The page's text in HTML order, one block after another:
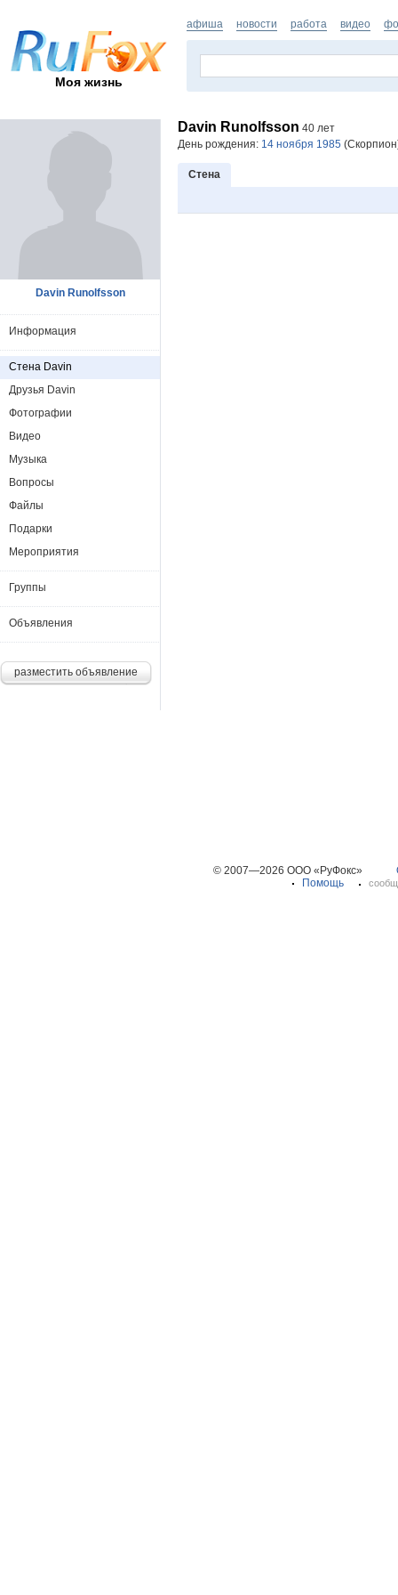
Моя жизнь
афиша новости работа видео
Davin Runolfsson 40 лет
День рождения: 14 ноября 1985
Стена
Davin Runolfsson
Информация
Стена Davin
Друзья Davin
Фотографии
Видео
Музыка
Вопросы
Файлы
Подарки
Мероприятия
Группы
Объявления
разместить объявление
© 2007—2026 ООО «РуФокс»
Помощь